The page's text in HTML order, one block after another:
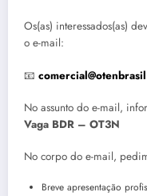
Os(as) interessados(as)
o e-mail:
📧
No assunto do e-mail,
Vaga BDR – OT3N
No corpo do e-mail,
Breve apresentação